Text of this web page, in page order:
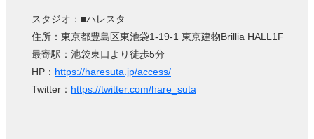
スタジオ：■ハレスタ
住所：東京都豊島区東池袋1-19-1 東京建物Brillia HALL1F
最寄駅：池袋東口より徒歩5分
HP： https://haresuta.jp/access/
Twitter： https://twitter.com/hare_suta